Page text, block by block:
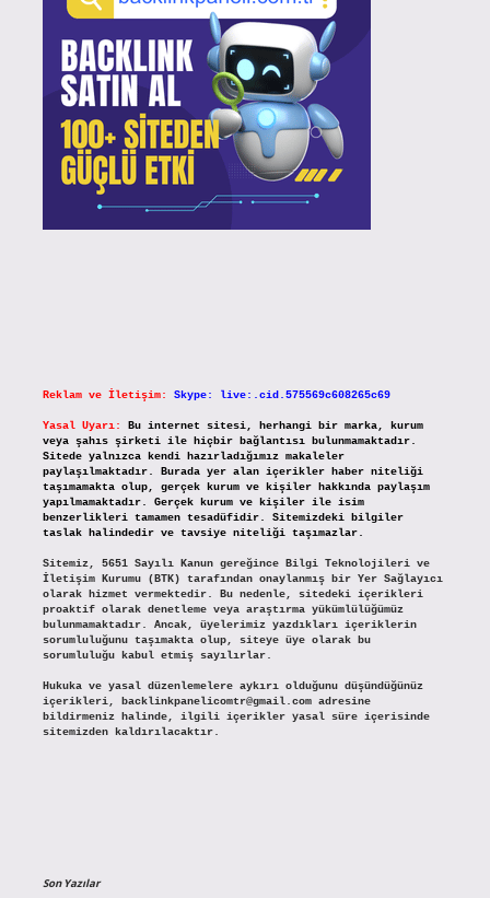
Reklam ve İletişim: Skype: live:.cid.575569c608265c69
Yasal Uyarı:
Bu internet sitesi, herhangi bir marka, kurum
veya şahıs şirketi ile hiçbir bağlantısı bulunmamaktadır.
Sitede yalnızca kendi hazırladığımız makaleler
paylaşılmaktadır. Burada yer alan içerikler haber niteliği
taşımamakta olup, gerçek kurum ve kişiler hakkında paylaşım
yapılmamaktadır. Gerçek kurum ve kişiler ile isim
benzerlikleri tamamen tesadüfidir. Sitemizdeki bilgiler
taslak halindedir ve tavsiye niteliği taşımazlar.
Sitemiz, 5651 Sayılı Kanun gereğince Bilgi Teknolojileri ve
İletişim Kurumu (BTK) tarafından onaylanmış bir Yer Sağlayıcı
olarak hizmet vermektedir. Bu nedenle, sitedeki içerikleri
proaktif olarak denetleme veya araştırma yükümlülüğümüz
bulunmamaktadır. Ancak, üyelerimiz yazdıkları içeriklerin
sorumluluğunu taşımakta olup, siteye üye olarak bu
sorumluluğu kabul etmiş sayılırlar.
Hukuka ve yasal düzenlemelere aykırı olduğunu düşündüğünüz
içerikleri,
backlinkpanelicomtr@gmail.comadresine
bildirmeniz halinde, ilgili içerikler yasal süre içerisinde
sitemizden kaldırılacaktır.
Son Yazılar